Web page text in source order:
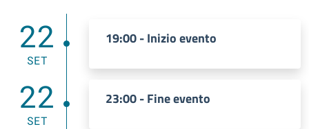
22
SET
19:00 - Inizio evento
22
SET
23:00 - Fine evento